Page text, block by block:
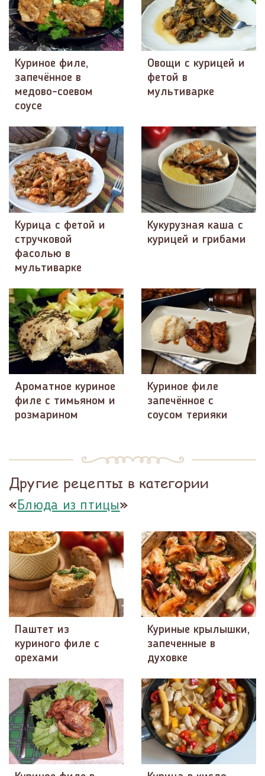
Куриное филе,
запечённое в
медово-соевом
соусе
Овощи с курицей и
фетой в
мультиварке
Курица с фетой и
стручковой
фасолью в
мультиварке
Кукурузная каша с
курицей и грибами
Ароматное куриное
филе с тимьяном и
розмарином
Куриное филе
запечённое с
соусом терияки
Другие рецепты в категории
«Блюда из птицы»
Паштет из
куриного филе с
орехами
Куриные крылышки,
запеченные в
духовке